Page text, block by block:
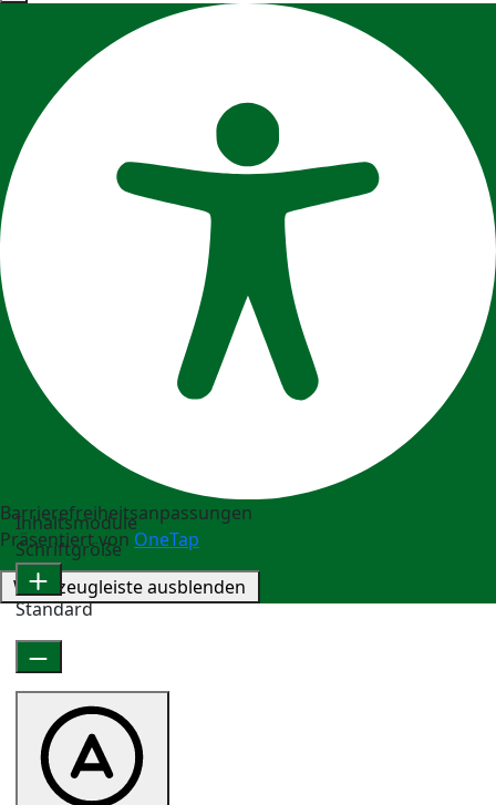
Barrierefreiheitsanpassungen
Präsentiert von OneTap
Werkzeugleiste ausblenden
Inhaltsmodule
Schriftgröße
Standard